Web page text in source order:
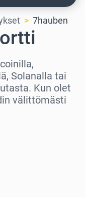
7hauben
Solanalla tai
Kun olet
välittömästi